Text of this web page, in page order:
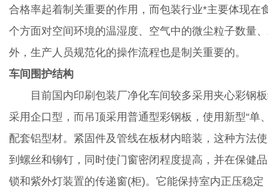
合格率起着制关重要的作用，而包装行业*主要体现在
个方面对空间环境的温湿度、空气中的微尘粒子数量
外，生产人员规范化的操作流程也是制关重要的。
车间围护结构
目前国内印刷包装厂净化车间较多采用夹心彩钢板
采用企口型，而吊顶采用普通型彩钢板，使用新型“单
配套铝型材。紧固件及管线在板材内暗装，这种方法
到螺丝和铆钉，同时使门窗密闭程度提高，并在保健
锁和紫外灯装置的传递窗(柜)。它能保持室内正压稳